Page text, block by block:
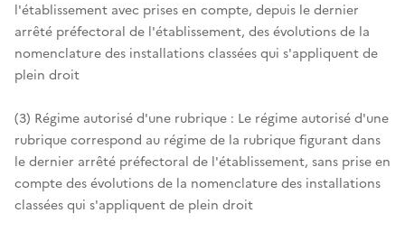
l'établissement avec prises en compte, depuis le dernier
arrêté préfectoral de l'établissement, des évolutions de la
nomenclature des installations classées qui s'appliquent de
plein droit
(3) Régime autorisé d'une rubrique : Le régime autorisé d'une
rubrique correspond au régime de la rubrique figurant dans
le dernier arrêté préfectoral de l'établissement, sans prise en
compte des évolutions de la nomenclature des installations
classées qui s'appliquent de plein droit